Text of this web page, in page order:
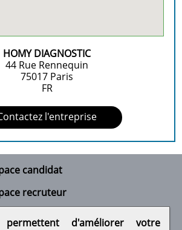
HOMY DIAGNOSTIC
44 Rue Rennequin
75017 Paris
FR
l'entreprise
candidat
recruteur
d'améliorer votre